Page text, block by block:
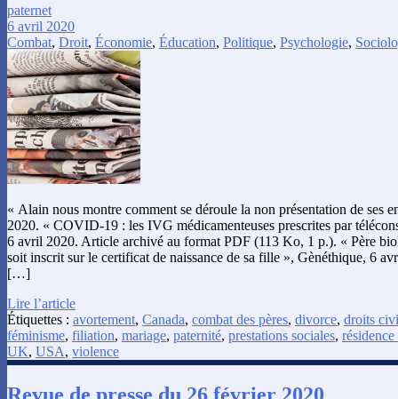
paternet
6 avril 2020
Combat, Droit, Économie, Éducation, Politique, Psychologie,
« Alain nous montre comment se déroule la non présentation de ses
2020. « COVID-19 : les IVG médicamenteuses prescrites par
6 avril 2020. Article archivé au format PDF (113 Ko, 1 p.). « Père
soit inscrit sur le certificat de naissance de sa fille », Gènéthique, 6
[…]
Lire l’article
Étiquettes : avortement, Canada, combat des pères, divorce, droits
féminisme, filiation, mariage, paternité, prestations sociales, résidence
UK, USA, violence